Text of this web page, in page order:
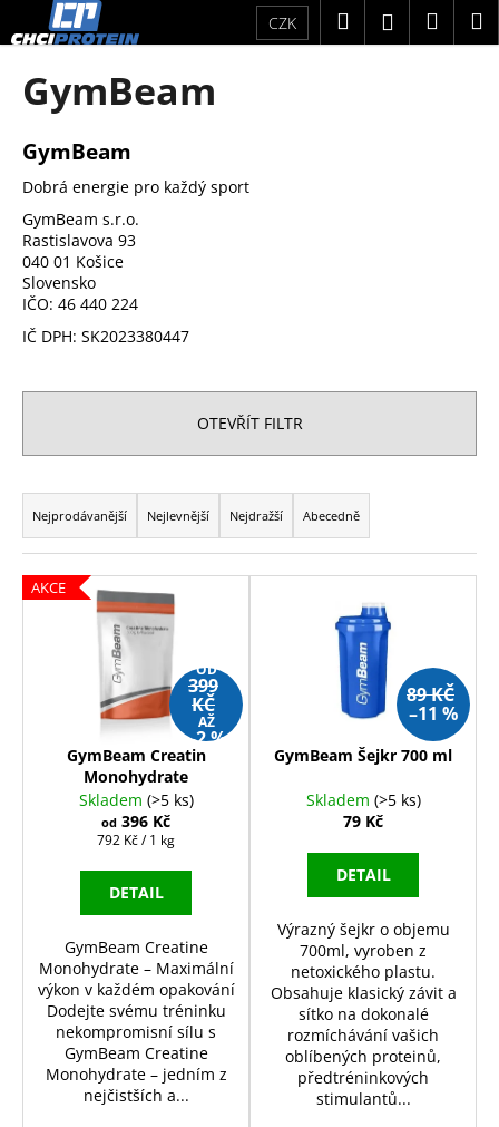
na
obsah
CZK HledatPřihlášení
GymBeam
GymBeam
Dobrá energie pro každý sport
GymBeam s.r.o.
Rastislavova 93
040 01 Košice
Slovensko
IČO: 46 440 224
IČ DPH: SK2023380447
OTEVŘÍT FILTR
Ř
a
z
e
n
Nejprodávanější Nejlevnější Nejdražší Abecedně
VAKCE
OD
399
KČ
AŽ
–2 %
GymBeam Creatin
Monohydrate
Skladem (>5 ks)
od 396 Kč
Měrná
792 Kč / 1 kg
DETAIL
GymBeam Creatine
Monohydrate – Maximální
výkon v každém opakování
Dodejte svému tréninku
nekompromisní sílu s
GymBeam Creatine
Monohydrate – jedním z
nejčistších a...
89 KČ
–11 %
GymBeam Šejkr 700 ml
Skladem (>5 ks)
79 Kč
DETAIL
Výrazný šejkr o objemu
700ml, vyroben z
netoxického plastu.
Obsahuje klasický závit a
sítko na dokonalé
rozmíchávání vašich
oblíbených proteinů,
předtréninkových
stimulantů...
o
o
p
o
t
ř
e
b
u
j
n
a
j
í
HLEDAT